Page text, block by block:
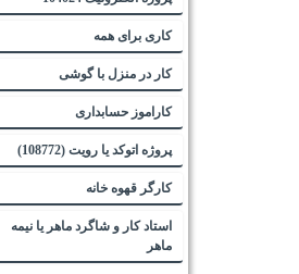
کاری برای همه
کار در منزل با گوشی
کاراموز حسابداری
پروژه اتوکد یا رویت (108772)
کارگر قهوه خانه
استاد کار و شاگرد ماهر یا نیمه
ماهر